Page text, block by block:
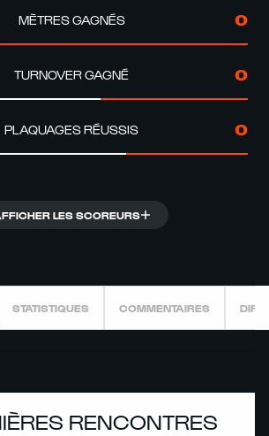
MÈTRES GAGNÉS 0
TURNOVER GAGNÉ 0
PLAQUAGES RÉUSSIS 0
LES SCOREURS
STATISTIQUES COMMENTAIRES
RENCONTRES